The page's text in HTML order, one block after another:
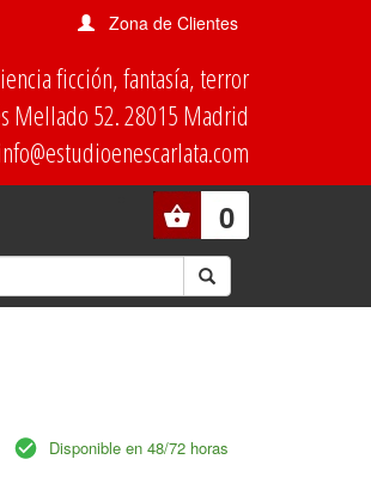
Zona de Clientes
ficción, fantasía, terror
Mellado 52. 28015 Madrid
0
Disponible en 48/72 horas